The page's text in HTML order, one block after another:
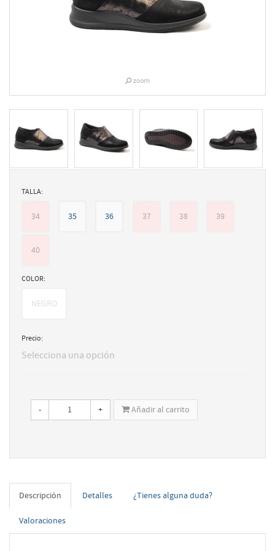
TALLA:
34 35 36 37 38 39
40
COLOR:
NEGRO
Precio:
Selecciona una opción
- + Añadir al carrito
Descripción Detalles ¿Tienes alguna duda?
Valoraciones